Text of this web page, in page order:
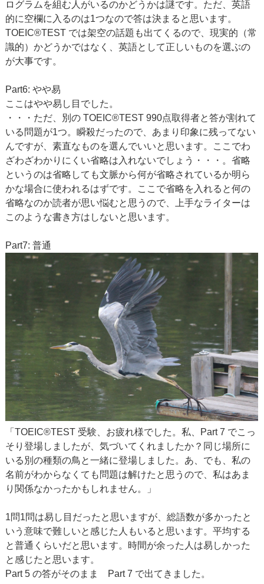
ログラムを組む人がいるのかどうかは謎です。ただ、英語
的に空欄に入るのは1つなので答は決まると思います。
TOEIC®TEST では架空の話題も出てくるので、現実的（常
識的）かどうかではなく、英語として正しいものを選ぶの
が大事です。
Part6: やや易
ここはやや易し目でした。
・・・ただ、別の TOEIC®TEST 990点取得者と答が割れて
いる問題が1つ。瞬殺だったので、あまり印象に残ってない
んですが、素直なものを選んでいいと思います。ここでわ
ざわざわかりにくい省略は入れないでしょう・・・。省略
というのは省略しても文脈から何が省略されているか明ら
かな場合に使われるはずです。ここで省略を入れると何の
省略なのか読者が思い悩むと思うので、上手なライターは
このような書き方はしないと思います。
Part7: 普通
「TOEIC®TEST 受験、お疲れ様でした。私、Part 7 でこっ
そり登場しましたが、気づいてくれましたか？同じ場所に
いる別の種類の鳥と一緒に登場しました。あ、でも、私の
名前がわからなくても問題は解けたと思うので、私はあま
り関係なかったかもしれません。」
1問1問は易し目だったと思いますが、総語数が多かったと
いう意味で難しいと感じた人もいると思います。平均する
と普通くらいだと思います。時間が余った人は易しかった
と感じたと思います。
Part 5 の答がそのまま Part 7 で出てきました。